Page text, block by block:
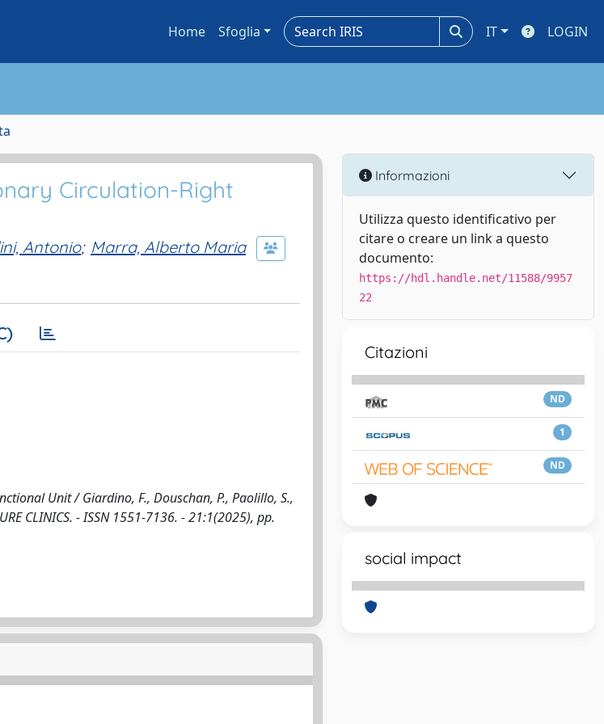
Home Sfoglia IT LOGIN
Circulation-Right
Antonio; Marra, Alberto Maria
Unit / Giardino, F., Douschan, P., Paolillo, S.,
CLINICS. - ISSN 1551-7136. - 21:1(2025), pp.
Informazioni
Utilizza questo identificativo per
citare o creare un link a questo
documento:
https://hdl.handle.net/11588/9957
22
Citazioni
ND
1
ND
social impact